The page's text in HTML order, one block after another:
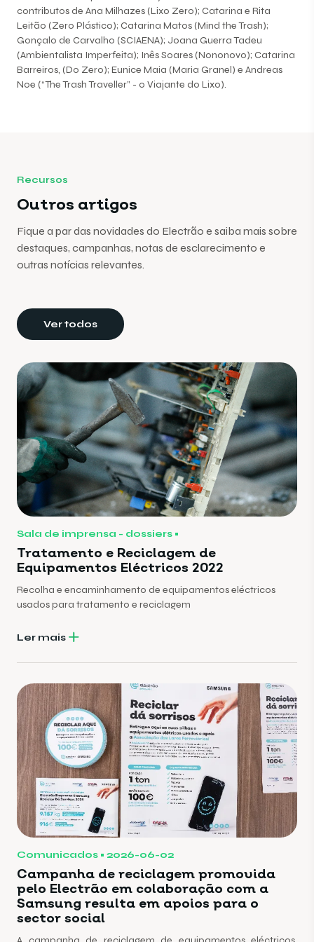
contributos de Ana Milhazes (Lixo Zero); Catarina e Rita
Leitão (Zero Plástico); Catarina Matos (Mind the Trash);
Gonçalo de Carvalho (SCIAENA); Joana Guerra Tadeu
(Ambientalista Imperfeita); Inês Soares (Nononovo); Catarina
Barreiros, (Do Zero); Eunice Maia (Maria Granel) e Andreas
Noe (“The Trash Traveller” - o Viajante do Lixo).
Recursos
Outros artigos
Fique a par das novidades do Electrão e saiba mais sobre
destaques, campanhas, notas de esclarecimento e
outras notícias relevantes.
Ver todos
Sala de imprensa - dossiers
Tratamento e Reciclagem de
Equipamentos Eléctricos 2022
Recolha e encaminhamento de equipamentos eléctricos
usados para tratamento e reciclagem
Ler mais
Comunicados 2026-06-02
Campanha de reciclagem promovida
pelo Electrão em colaboração com a
Samsung resulta em apoios para o
sector social